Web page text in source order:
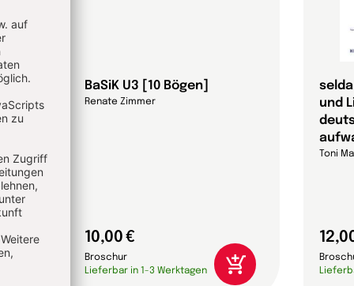
BaSiK U3 [10 Bögen]
Renate Zimmer
10,00 €
Broschur
Lieferbar in 1-3 Werktagen
und
Toni